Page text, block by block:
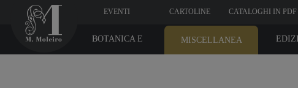
EVENTI CARTOLINE CATALOGHI IN PDF
MISCELLANEA
BOTANICA E